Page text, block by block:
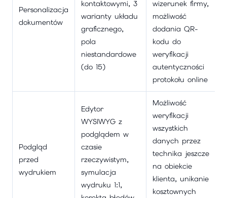
Personalizacja
dokumentów
kontaktowymi, 3
warianty układu
graficznego,
pola
niestandardowe
(do 15)
wizerunek firmy,
możliwość
dodania QR-
kodu do
weryfikacji
autentyczności
protokołu online
Podgląd
przed
wydrukiem
Edytor
WYSIWYG z
podglądem w
czasie
rzeczywistym,
symulacja
wydruku 1:1,
Możliwość
weryfikacji
wszystkich
danych przez
technika jeszcze
na obiekcie
klienta, unikanie
kosztownych